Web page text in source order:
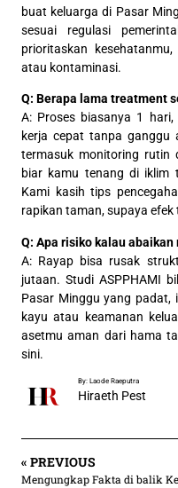
buat keluarga di Pasar
sesuai regulasi
prioritaskan
atau kontaminasi.
Q: Berapa lama treatment
A: Proses biasanya 1
kerja cepat tanpa ganggu
termasuk monitoring rutin
biar kamu tenang di iklim
Kami kasih tips
rapikan taman, supaya
Q: Apa risiko kalau
A: Rayap bisa rusak
jutaan. Studi ASPPHAMI
Pasar Minggu yang padat,
kayu atau keamanan
asetmu aman dari hama
sini.
By: Laode Raeputra
Hiraeth Pest
« PREVIOUS